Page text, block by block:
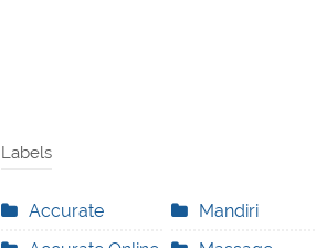
Labels
Accurate
Mandiri